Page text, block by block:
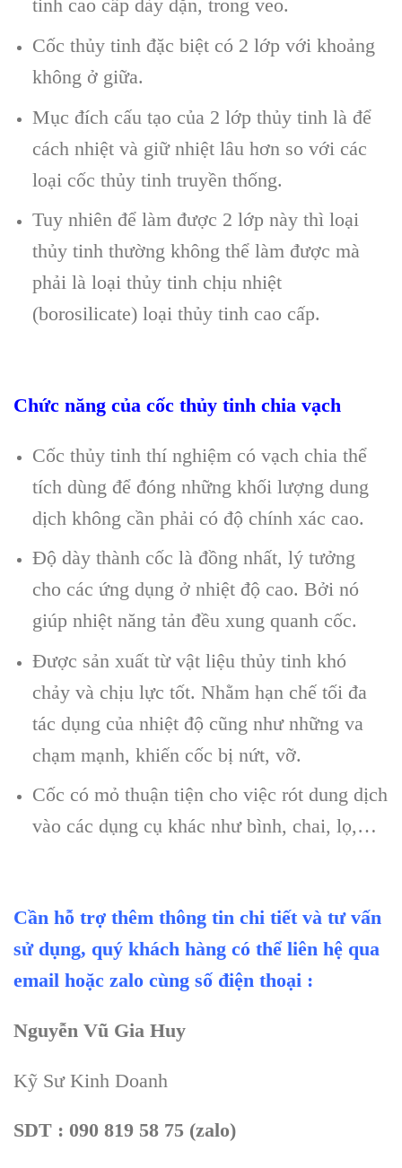
tinh cao cấp dày dặn, trong veo.
Cốc thủy tinh đặc biệt có 2 lớp với khoảng
không ở giữa.
Mục đích cấu tạo của 2 lớp thủy tinh là để
cách nhiệt và giữ nhiệt lâu hơn so với các
loại cốc thủy tinh truyền thống.
Tuy nhiên để làm được 2 lớp này thì loại
thủy tinh thường không thể làm được mà
phải là loại thủy tinh chịu nhiệt
(borosilicate) loại thủy tinh cao cấp.
Chức năng của cốc thủy tinh chia vạch
Cốc thủy tinh thí nghiệm có vạch chia thể
tích dùng để đóng những khối lượng dung
dịch không cần phải có độ chính xác cao.
Độ dày thành cốc là đồng nhất, lý tưởng
cho các ứng dụng ở nhiệt độ cao. Bởi nó
giúp nhiệt năng tản đều xung quanh cốc.
Được sản xuất từ vật liệu thủy tinh khó
chảy và chịu lực tốt. Nhằm hạn chế tối đa
tác dụng của nhiệt độ cũng như những va
chạm mạnh, khiến cốc bị nứt, vỡ.
Cốc có mỏ thuận tiện cho việc rót dung dịch
vào các dụng cụ khác như bình, chai, lọ,…
Cần hỗ trợ thêm thông tin chi tiết và tư vấn
sử dụng, quý khách hàng có thể liên hệ qua
email hoặc zalo cùng số điện thoại :
Nguyễn Vũ Gia Huy
Kỹ Sư Kinh Doanh
SDT : 090 819 58 75 (zalo)